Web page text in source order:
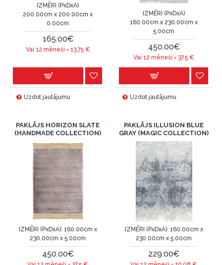
IZMĒRI (PxDxA)
200.00cm x 200.00cm x
0.00cm
165.00€
Vai 12 mēneši = 13.75€
Uzdot jautājumu
IZMĒRI (PxDxA)
160.00cm x 230.00cm x
5.00cm
450.00€
Vai 12 mēneši =37.5 €
Uzdot jautājumu
PAKLĀJS HORIZON SLATE
(HANDMADE COLLECTION)
IZMĒRI (PxDxA): 160.00cm x
230.00cm x 5.00cm
450.00€
PAKLĀJS ILLUSION BLUE
GRAY (MAGIC COLLECTION)
IZMĒRI (PxDxA): 160.00cm x
230.00cm x 5.00cm
229.00€